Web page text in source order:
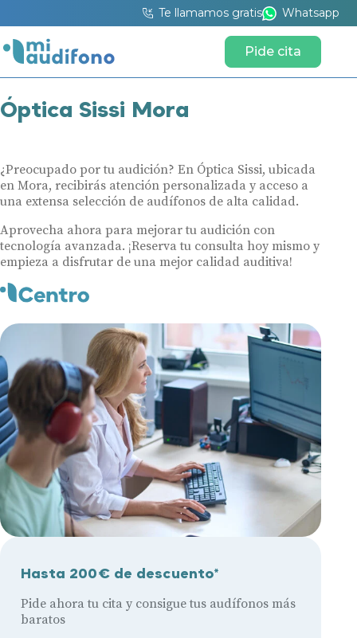
Te llamamos gratis Whatsapp
Pide cita
Óptica Sissi Mora
¿Preocupado por tu audición? En Óptica Sissi, ubicada
en Mora, recibirás atención personalizada y acceso a
una extensa selección de audífonos de alta calidad.
Aprovecha ahora para mejorar tu audición con
tecnología avanzada. ¡Reserva tu consulta hoy mismo y
empieza a disfrutar de una mejor calidad auditiva!
Hasta 200€ de descuento*
Pide ahora tu cita y consigue tus audífonos más
baratos